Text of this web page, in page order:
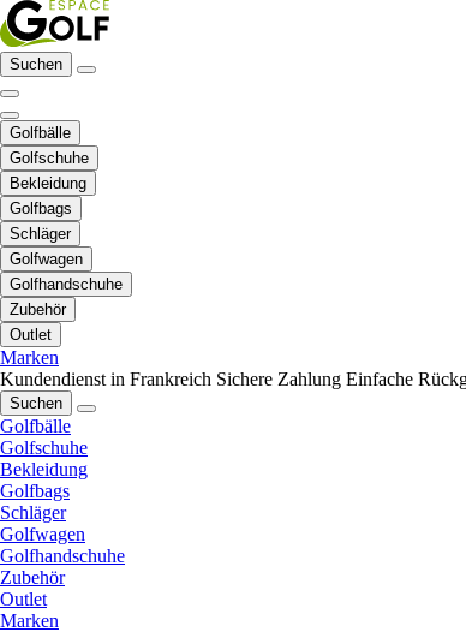
Suchen
Golfbälle
Golfschuhe
Bekleidung
Golfbags
Schläger
Golfwagen
Golfhandschuhe
Zubehör
Outlet
Marken
Kundendienst in Frankreich Sichere Zahlung Einfache
Suchen
Golfbälle
Golfschuhe
Bekleidung
Golfbags
Schläger
Golfwagen
Golfhandschuhe
Zubehör
Outlet
Marken